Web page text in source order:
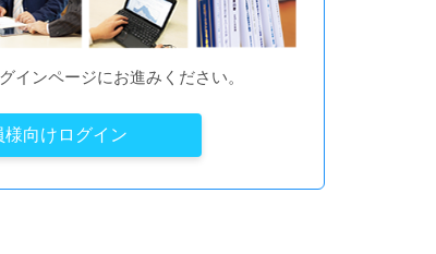
インページにお進みください。
向けログイン